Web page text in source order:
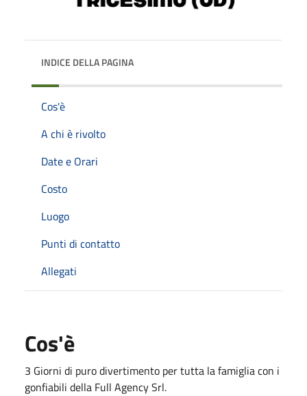
INDICE DELLA PAGINA
Cos'è
A chi è rivolto
Date e Orari
Costo
Luogo
Punti di contatto
Allegati
Cos'è
3 Giorni di puro divertimento per tutta la famiglia con i
gonfiabili della Full Agency Srl.